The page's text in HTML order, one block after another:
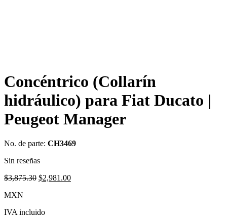
Concéntrico (Collarín
hidráulico) para Fiat Ducato |
Peugeot Manager
No. de parte: CH3469
Sin reseñas
$3,875.30 Original
$2,981.00Current
MXN
IVA incluido